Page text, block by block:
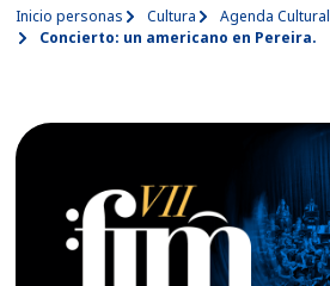
Inicio personas Cultura
Agenda Cultural
Concierto: un americano en Pereira.